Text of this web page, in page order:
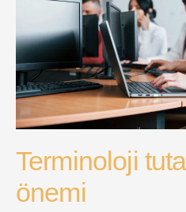
Terminoloji
önemi